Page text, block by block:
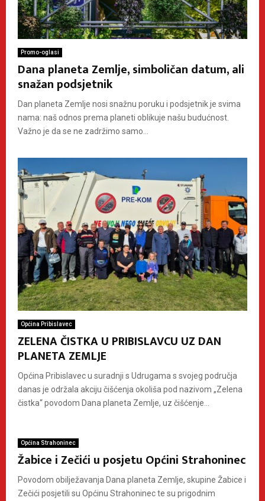
Promo-oglasi
Dana planeta Zemlje, simboličan datum, ali
snažan podsjetnik
Dan planeta Zemlje nosi snažnu poruku i podsjetnik je svima
nama: naš odnos prema planeti oblikuje našu budućnost.
Važno je da se ne zadržimo samo...
Općina Pribislavec
ZELENA ČISTKA U PRIBISLAVCU UZ DAN
PLANETA ZEMLJE
Općina Pribislavec u suradnji s Udrugama s svojeg područja
danas je održala akciju čišćenja okoliša pod nazivom „Zelena
čistka“ povodom Dana planeta Zemlje, uz čišćenje...
Općina Strahoninec
Žabice i Zečići u posjetu Općini Strahoninec
Povodom obilježavanja Dana planeta Zemlje, skupine Žabice i
Zečići posjetili su Općinu Strahoninec te su prigodnim